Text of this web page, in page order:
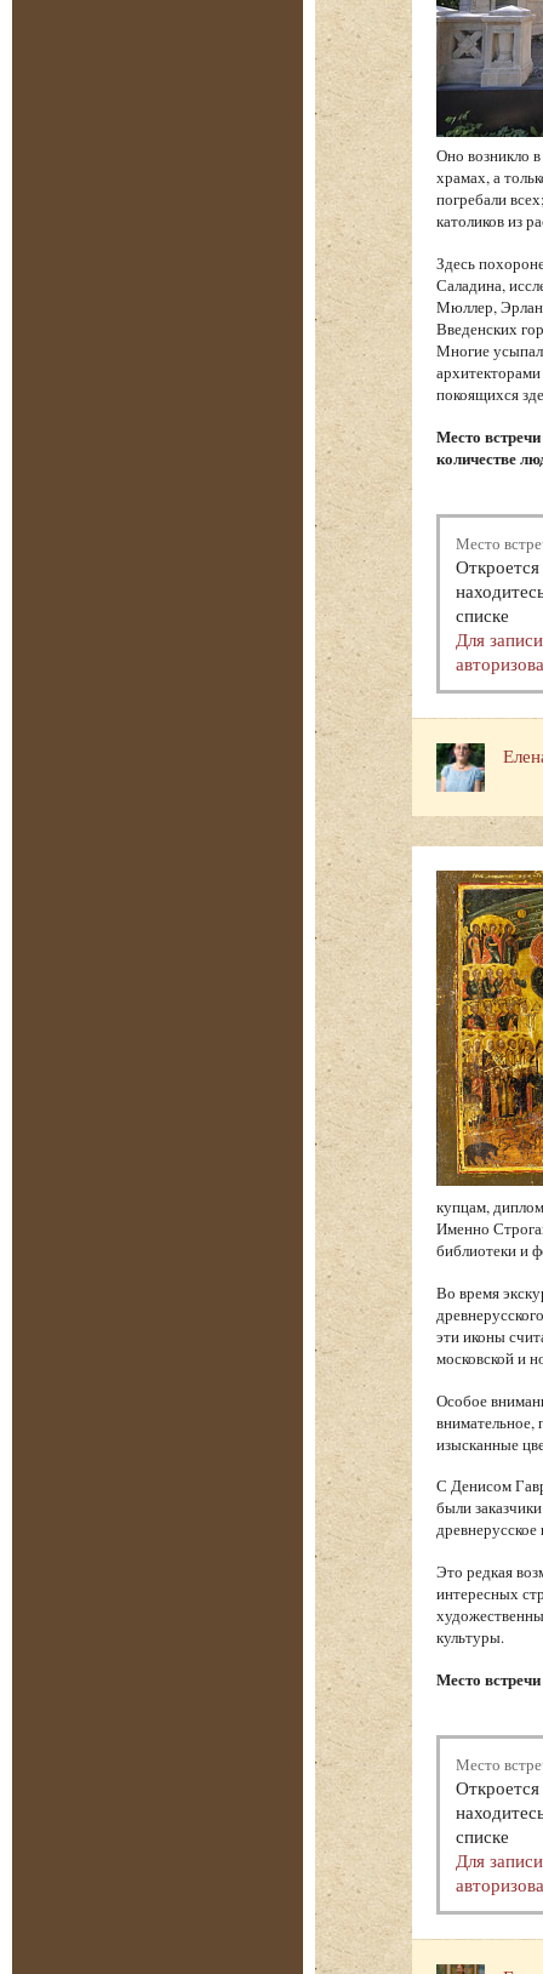
Оно возникло
храмах, а
погребали
католиков из
Здесь
Саладина,
Мюллер,
Введенских
Многие
покоящихся
Место
количестве
Место
списке
Для
купцам,
Именно
библиотеки и
Во время
эти иконы
московской и
Особое
внимательное,
изысканные
С Денисом
были
древнерусское
Это редкая
интересных
культуры.
Место
Место
списке
Для